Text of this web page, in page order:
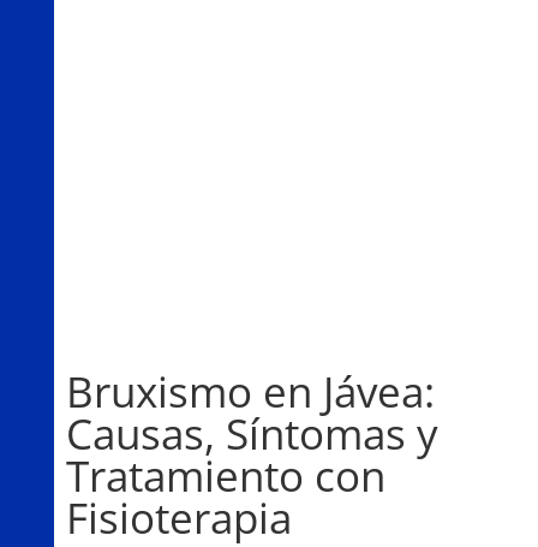
Bruxismo en Jávea:
Causas, Síntomas y
Tratamiento con
Fisioterapia